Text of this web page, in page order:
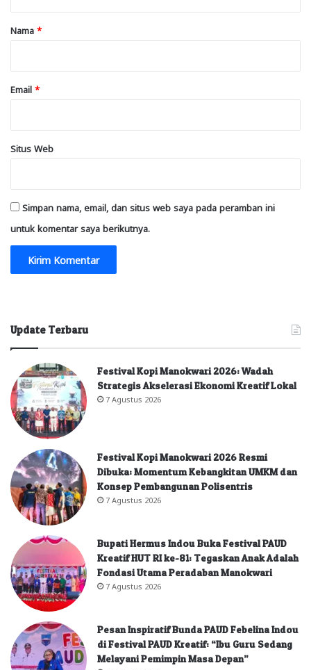
rNama *
Email *
Situs Web
Simpan nama, email, dan situs web saya pada peramban ini
untuk komentar saya berikutnya.
Update Terbaru
Festival Kopi Manokwari 2026: Wadah
Strategis Akselerasi Ekonomi Kreatif Lokal
7 Agustus 2026
Festival Kopi Manokwari 2026 Resmi
Dibuka: Momentum Kebangkitan UMKM dan
Konsep Pembangunan Polisentris
7 Agustus 2026
Bupati Hermus Indou Buka Festival PAUD
Kreatif HUT RI ke-81: Tegaskan Anak Adalah
Fondasi Utama Peradaban Manokwari
7 Agustus 2026
Pesan Inspiratif Bunda PAUD Febelina Indou
di Festival PAUD Kreatif: “Ibu Guru Sedang
Melayani Pemimpin Masa Depan”